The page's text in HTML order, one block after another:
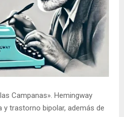
Campanas». Hemingway
y trastorno bipolar, además de